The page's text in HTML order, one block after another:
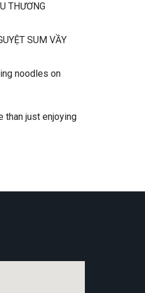
THƯƠNG
SUM VẦY
noodles on
than just enjoying